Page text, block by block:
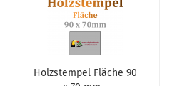
Holz­stem­pel Flä­che 90